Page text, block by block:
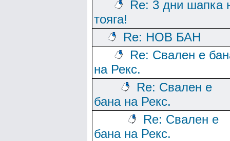
Re: 3 дни шапка
тояга!
Re: НОВ БАН
Re: Свален е
на Рекс.
Re: Свален е
бана на Рекс.
Re: Свален е
бана на Рекс.